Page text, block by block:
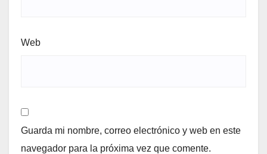
Web
Guarda mi nombre, correo electrónico y web en este
navegador para la próxima vez que comente.